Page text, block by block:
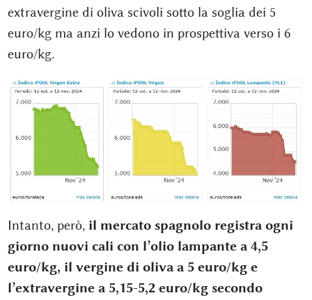
extravergine di oliva scivoli sotto la soglia dei 5
euro/kg ma anzi lo vedono in prospettiva verso i 6
euro/kg.
Intanto, però, il mercato spagnolo registra ogni
giorno nuovi cali con l’olio lampante a 4,5
euro/kg, il vergine di oliva a 5 euro/kg e
l’extravergine a 5,15-5,2 euro/kg secondo